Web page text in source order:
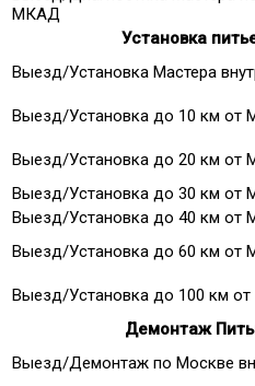
МКАД
Установка
Выезд/Установка Мастера
Выезд/Установка до 10 км от
Выезд/Установка до 20 км от
Выезд/Установка до 30 км от
Выезд/Установка до 40 км от
Выезд/Установка до 60 км от
Выезд/Установка до 100 км
Демонтаж
Выезд/Демонтаж по Москве